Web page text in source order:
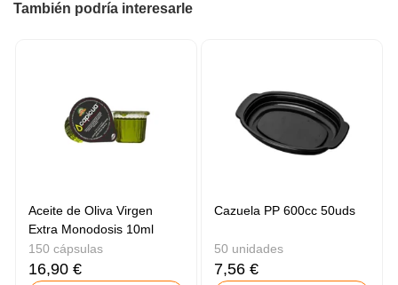
También podría interesarle
Aceite de Oliva Virgen
Extra Monodosis 10ml
150 cápsulas
16,90 €
Cazuela PP 600cc 50uds
50 unidades
7,56 €